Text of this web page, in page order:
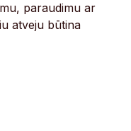
paraudimu ar
atveju būtina